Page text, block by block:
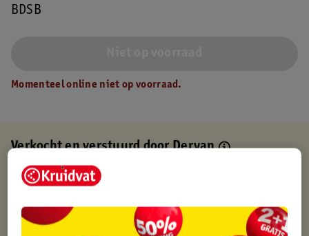
BDSB
Momenteel online niet op voorraad.
Verkocht en verstuurd doorDeryan
Binnen 1 werkdag verstuurd
Gratis retourneren via verkooppartner.
Gratis punten met je Kruidvat kaart